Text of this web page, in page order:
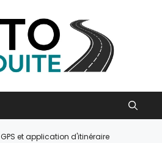
GPS et application d'itinéraire